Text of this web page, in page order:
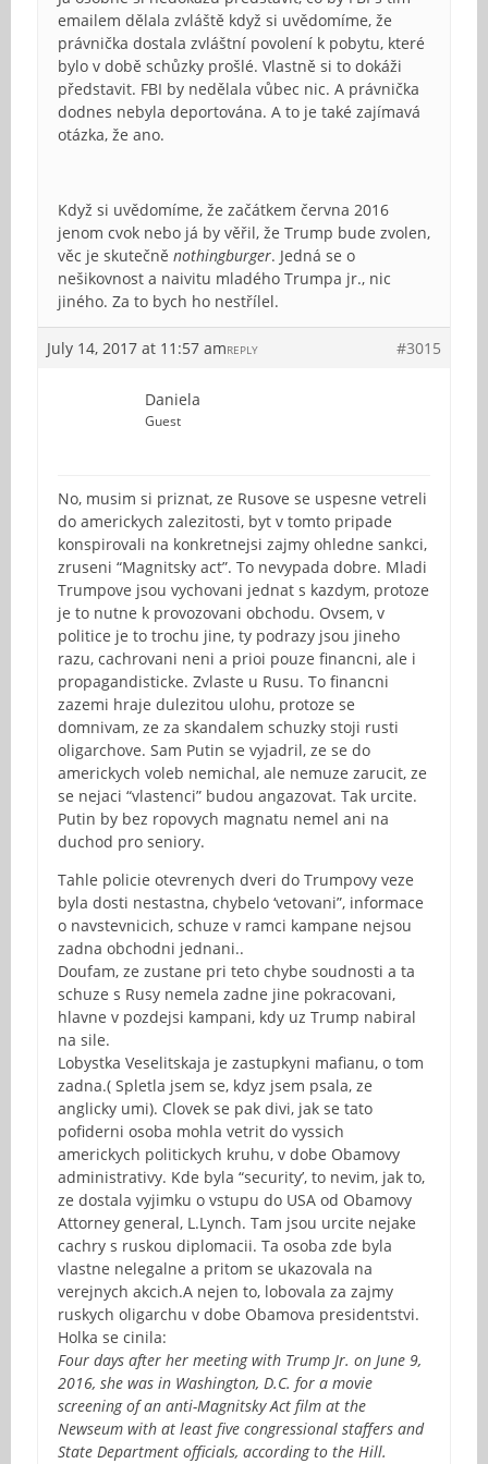
emailem dělala zvláště když si uvědomíme, že
právnička dostala zvláštní povolení k pobytu, které
bylo v době schůzky prošlé. Vlastně si to dokáži
představit. FBI by nedělala vůbec nic. A právnička
dodnes nebyla deportována. A to je také zajímavá
otázka, že ano.
Když si uvědomíme, že začátkem června 2016
jenom cvok nebo já by věřil, že Trump bude zvolen,
věc je skutečně nothingburger. Jedná se o
nešikovnost a naivitu mladého Trumpa jr., nic
jiného. Za to bych ho nestřílel.
July 14, 2017 at 11:57 am #3015
REPLY
Daniela
Guest
No, musim si priznat, ze Rusove se uspesne vetreli
do americkych zalezitosti, byt v tomto pripade
konspirovali na konkretnejsi zajmy ohledne sankci,
zruseni “Magnitsky act”. To nevypada dobre. Mladi
Trumpove jsou vychovani jednat s kazdym, protoze
je to nutne k provozovani obchodu. Ovsem, v
politice je to trochu jine, ty podrazy jsou jineho
razu, cachrovani neni a prioi pouze financni, ale i
propagandisticke. Zvlaste u Rusu. To financni
zazemi hraje dulezitou ulohu, protoze se
domnivam, ze za skandalem schuzky stoji rusti
oligarchove. Sam Putin se vyjadril, ze se do
americkych voleb nemichal, ale nemuze zarucit, ze
se nejaci “vlastenci” budou angazovat. Tak urcite.
Putin by bez ropovych magnatu nemel ani na
duchod pro seniory.
Tahle policie otevrenych dveri do Trumpovy veze
byla dosti nestastna, chybelo ‘vetovani”, informace
o navstevnicich, schuze v ramci kampane nejsou
zadna obchodni jednani..
Doufam, ze zustane pri teto chybe soudnosti a ta
schuze s Rusy nemela zadne jine pokracovani,
hlavne v pozdejsi kampani, kdy uz Trump nabiral
na sile.
Lobystka Veselitskaja je zastupkyni mafianu, o tom
zadna.( Spletla jsem se, kdyz jsem psala, ze
anglicky umi). Clovek se pak divi, jak se tato
pofiderni osoba mohla vetrit do vyssich
americkych politickych kruhu, v dobe Obamovy
administrativy. Kde byla “security’, to nevim, jak to,
ze dostala vyjimku o vstupu do USA od Obamovy
Attorney general, L.Lynch. Tam jsou urcite nejake
cachry s ruskou diplomacii. Ta osoba zde byla
vlastne nelegalne a pritom se ukazovala na
verejnych akcich.A nejen to, lobovala za zajmy
ruskych oligarchu v dobe Obamova presidentstvi.
Holka se cinila:
Four days after her meeting with Trump Jr. on June 9,
2016, she was in Washington, D.C. for a movie
screening of an anti-Magnitsky Act film at the
Newseum with at least five congressional staffers and
State Department officials, according to the Hill.